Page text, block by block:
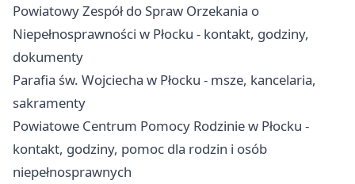
Powiatowy Zespół do Spraw Orzekania o
Niepełnosprawności w Płocku - kontakt, godziny,
dokumenty
Parafia św. Wojciecha w Płocku - msze, kancelaria,
sakramenty
Powiatowe Centrum Pomocy Rodzinie w Płocku -
kontakt, godziny, pomoc dla rodzin i osób
niepełnosprawnych